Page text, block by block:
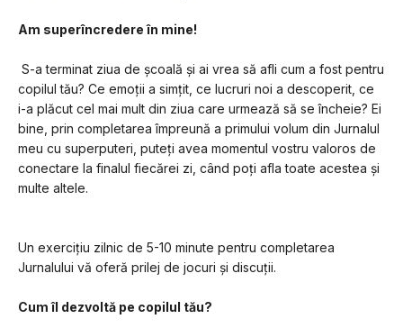
Am superîncredere în mine!
copilul tău? Ce emoții a simțit, ce lucruri noi a descoperit, ce
i-a plăcut cel mai mult din ziua care urmează să se încheie? Ei
bine, prin completarea împreună a primului volum din Jurnalul
meu cu superputeri, puteți avea momentul vostru valoros de
conectare la finalul fiecărei zi, când poți afla toate acestea și
multe altele.
Un exercițiu zilnic de 5-10 minute pentru completarea
Jurnalului vă oferă prilej de jocuri și discuții.
Cum îl dezvoltă pe copilul tău?